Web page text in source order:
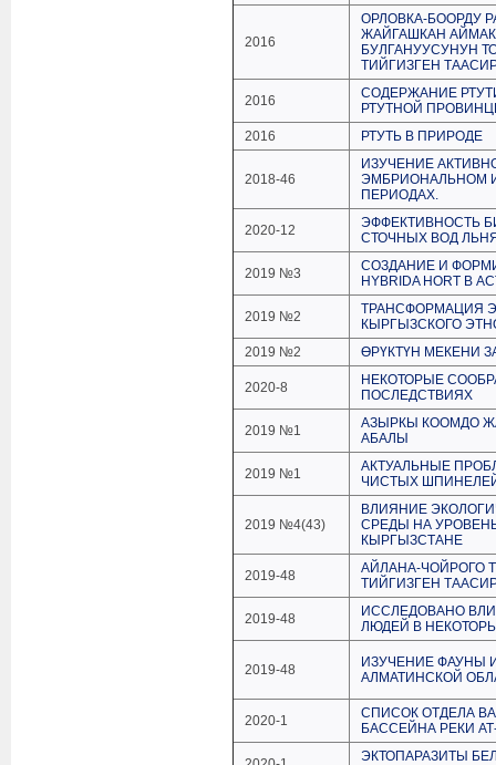
2016
ОРЛОВКА-БООРДУ
ЖАЙГАШКАН
БУЛГАНУУСУНУН
ТИЙГИЗГЕН
2016
СОДЕРЖАНИЕ
РТУТНОЙ
2016
РТУТЬ В ПРИРОДЕ
2018-46
ИЗУЧЕНИЕ
ЭМБРИОНАЛЬНОМ
ПЕРИОДАХ.
2020-12
ЭФФЕКТИВНОСТЬ
СТОЧНЫХ ВОД
2019 №3
СОЗДАНИЕ И
HYBRIDA HORT
2019 №2
ТРАНСФОРМАЦИЯ
КЫРГЫЗСКОГО
2019 №2
ӨРҮКТҮН МЕКЕНИ
2020-8
НЕКОТОРЫЕ
ПОСЛЕДСТВИЯХ
2019 №1
АЗЫРКЫ КООМДО
АБАЛЫ
2019 №1
АКТУАЛЬНЫЕ
ЧИСТЫХ
2019 №4(43)
ВЛИЯНИЕ
СРЕДЫ НА
КЫРГЫЗСТАНЕ
2019-48
АЙЛАНА-ЧОЙРОГО
ТИЙГИЗГЕН
2019-48
ИССЛЕДОВАНО
ЛЮДЕЙ В
2019-48
ИЗУЧЕНИЕ ФАУНЫ
АЛМАТИНСКОЙ
2020-1
СПИСОК ОТДЕЛА
БАССЕЙНА РЕКИ
ЭКТОПАРАЗИТЫ